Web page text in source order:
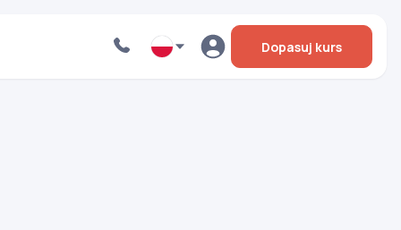
Dopasuj kurs